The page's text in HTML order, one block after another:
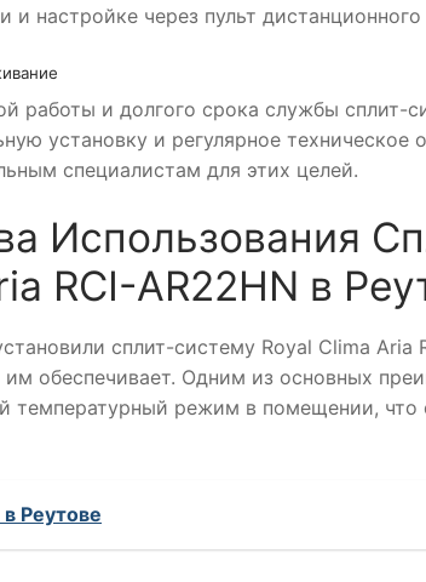
и настройке через пульт дистанционного
работы и долгого срока службы сплит-
установку и регулярное техническое
специалистам для этих целей.
Использования
RCI-AR22HN в
сплит-систему Royal Clima Aria
обеспечивает. Одним из основных
температурный режим в помещении, что
Реутове